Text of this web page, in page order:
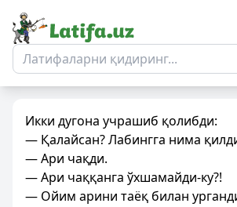
Икки дугона учрашиб қолибди:
— Қалайсан? Лабингга нима
— Ари чақди.
— Ари чаққанга ўхшамайди-ку?!
— Ойим арини таёқ билан